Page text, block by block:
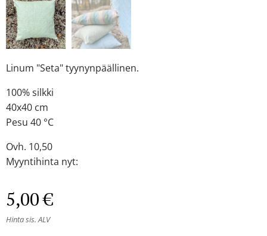
Linum "Seta" tyynynpäällinen.
100% silkki
40x40 cm
Pesu 40 °C
Ovh. 10,50
Myyntihinta nyt:
5,00€
Hinta sis. ALV